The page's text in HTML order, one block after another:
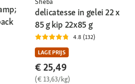
delicatesse in gelei 22 x
85 g kip 22x85 g
4.8 (132)
LAGE PRIJS
€ 25,49
(€ 13,63/kg)